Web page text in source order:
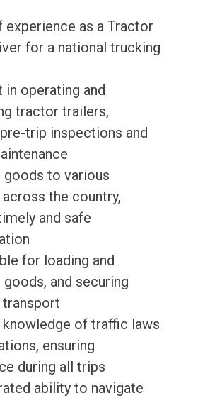
experience as a Tractor
for a national trucking
in operating and
tractor trailers,
trip inspections and
goods to various
the country,
and safe
for loading and
goods, and securing
knowledge of traffic laws
ensuring
during all trips
ability to navigate